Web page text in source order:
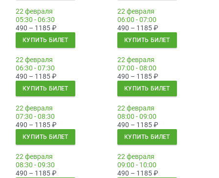
22 февраля
05:30 - 06:30
490 – 1185₽
КУПИТЬ БИЛЕТ
22 февраля
06:00 - 07:00
490 – 1185₽
КУПИТЬ БИЛЕТ
22 февраля
06:30 - 07:30
490 – 1185₽
КУПИТЬ БИЛЕТ
22 февраля
07:00 - 08:00
490 – 1185₽
КУПИТЬ БИЛЕТ
22 февраля
07:30 - 08:30
490 – 1185₽
КУПИТЬ БИЛЕТ
22 февраля
08:00 - 09:00
490 – 1185₽
КУПИТЬ БИЛЕТ
22 февраля
08:30 - 09:30
490 – 1185₽
22 февраля
09:00 - 10:00
490 – 1185₽